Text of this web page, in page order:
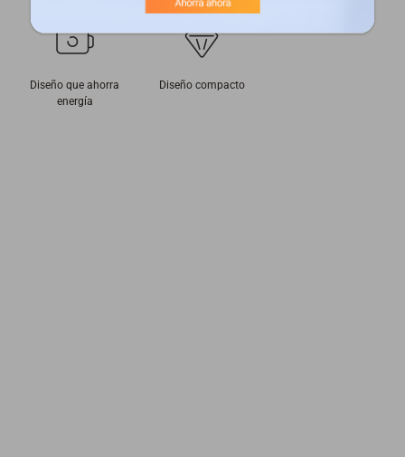
Diseño que ahorra
energía
Diseño compacto